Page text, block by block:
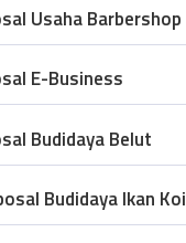
Usaha Barbershop
E-Business
Budidaya Belut
Budidaya Ikan Koi